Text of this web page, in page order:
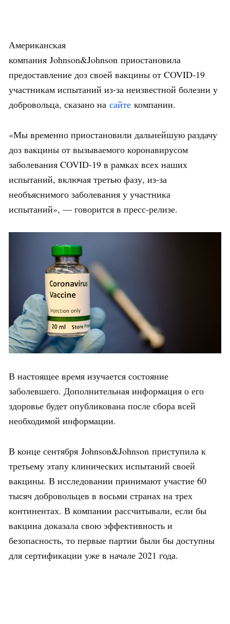
Американская
компания Johnson&Johnson приостановила
предоставление доз своей вакцины от COVID-19
участникам испытаний из-за неизвестной болезни у
добровольца, сказано на сайте компании.
«Мы временно приостановили дальнейшую раздачу
доз вакцины от вызываемого коронавирусом
заболевания COVID-19 в рамках всех наших
испытаний, включая третью фазу, из-за
необъяснимого заболевания у участника
испытаний», — говорится в пресс-релизе.
В настоящее время изучается состояние
заболевшего. Дополнительная информация о его
здоровье будет опубликована после сбора всей
необходимой информации.
В конце сентября Johnson&Johnson приступила к
третьему этапу клинических испытаний своей
вакцины. В исследовании принимают участие 60
тысяч добровольцев в восьми странах на трех
континентах. В компании рассчитывали, если бы
вакцина доказала свою эффективность и
безопасность, то первые партии были бы доступны
для сертификации уже в начале 2021 года.